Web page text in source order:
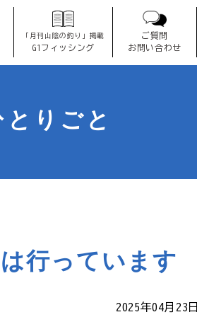
「月刊山陰の釣り」掲載
G1フィッシング
ご質問
お問い合わせ
りごと
行っています
2025年04月23日